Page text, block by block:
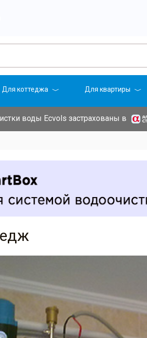
Для коттеджа Для квартиры
воды Ecvols застрахованы в